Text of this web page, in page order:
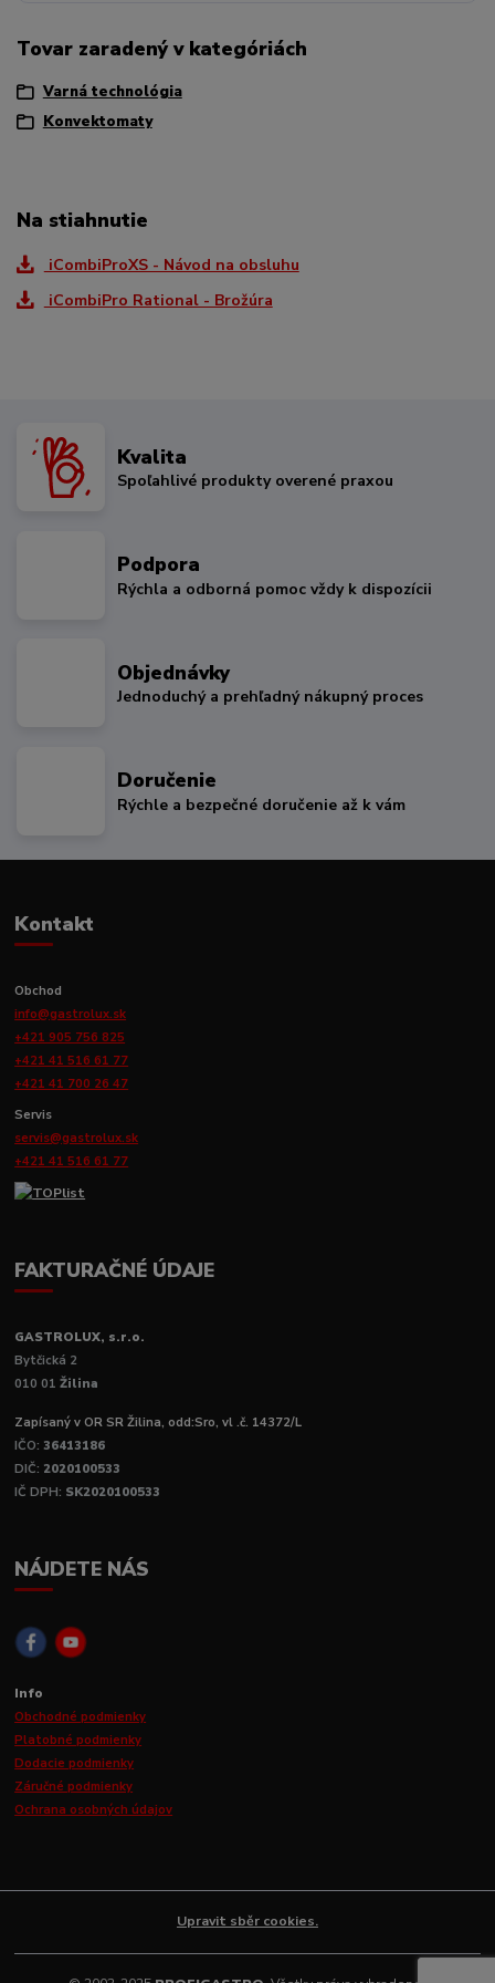
Tovar zaradený v kategóriách
Varná technológia
Konvektomaty
Na stiahnutie
iCombiProXS - Návod na obsluhu
iCombiPro Rational - Brožúra
Kvalita
Spoľahlivé produkty overené praxou
Podpora
Rýchla a odborná pomoc vždy k dispozícii
Objednávky
Jednoduchý a prehľadný nákupný proces
Doručenie
Rýchle a bezpečné doručenie až k vám
Kontakt
Obchod
info@gastrolux.sk
+421 905 756 825
+421 41 516 61 77
+421 41 700 26 47
Servis
servis@gastrolux.sk
+421 41 516 61 77
FAKTURAČNÉ ÚDAJE
GASTROLUX, s.r.o.
Bytčická 2
010 01Žilina
Zapísaný v OR SR Žilina, odd:Sro, vl .č. 14372/L
IČO: 36413186
DIČ: 2020100533
IČ DPH: SK2020100533
NÁJDETE NÁS
Info
Obchodné podmienky
Platobné podmienky
Dodacie podmienky
Záručné podmienky
Ochrana osobných údajov
Upravit sběr cookies.